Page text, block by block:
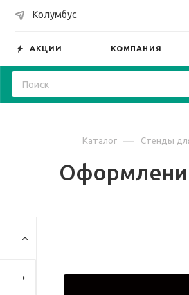
Колумбус
АКЦИИ КОМПАНИЯ
Каталог — Стенды